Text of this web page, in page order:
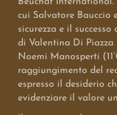
cui Salvatore Bauccio
sicurezza e il
di Valentina Di Piazza
Noemi Manosperti
raggiungimento del
espresso il desiderio
evidenziare il valore